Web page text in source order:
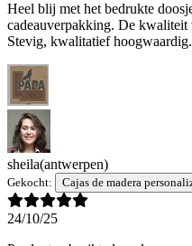
Heel blij met het bedrukte
cadeauverpakking. De kwaliteit
Stevig, kwalitatief hoogwaardig.
sheila(antwerpen)
Gekocht: Cajas de madera
24/10/25